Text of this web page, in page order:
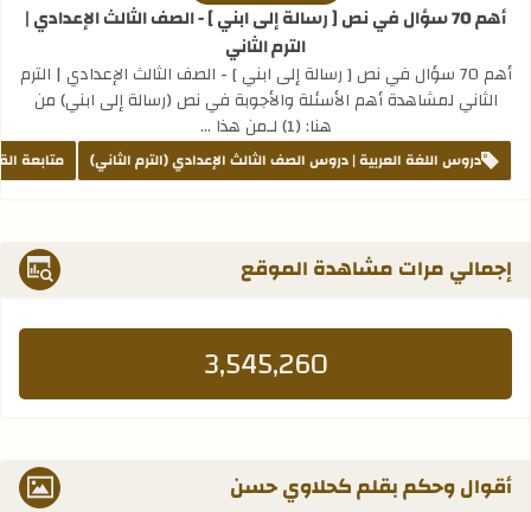
أهم 70 سؤال في نص [ رسالة إلى ابني ] - الصف الثالث الإعدادي |
الترم الثاني
أهم 70 سؤال في نص [ رسالة إلى ابني ] - الصف الثالث الإعدادي | الترم
الثاني لمشاهدة أهم الأسئلة والأجوبة في نص (رسالة إلى ابني) من
هنا: (1) لـمن هذا …
دروس اللغة العربية | دروس الصف الثالث الإعدادي (الترم الثاني) متابعة
إجمالي مرات مشاهدة الموقع
3,545,260
أقوال وحكم بقلم كحلاوي حسن